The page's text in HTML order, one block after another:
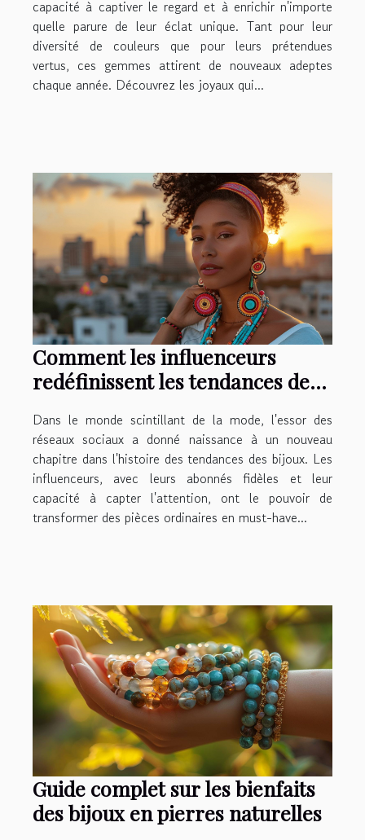
capacité à captiver le regard et à enrichir n'importe
quelle parure de leur éclat unique. Tant pour leur
diversité de couleurs que pour leurs prétendues
vertus, ces gemmes attirent de nouveaux adeptes
chaque année. Découvrez les joyaux qui...
Comment les influenceurs
redéfinissent les tendances des
Dans le monde scintillant de la mode, l'essor des
réseaux sociaux a donné naissance à un nouveau
chapitre dans l'histoire des tendances des bijoux. Les
influenceurs, avec leurs abonnés fidèles et leur
capacité à capter l'attention, ont le pouvoir de
transformer des pièces ordinaires en must-have...
Guide complet sur les bienfaits
des bijoux en pierres naturelles